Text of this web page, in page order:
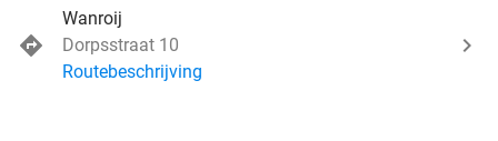
Wanroij
Dorpsstraat 10
Routebeschrijving